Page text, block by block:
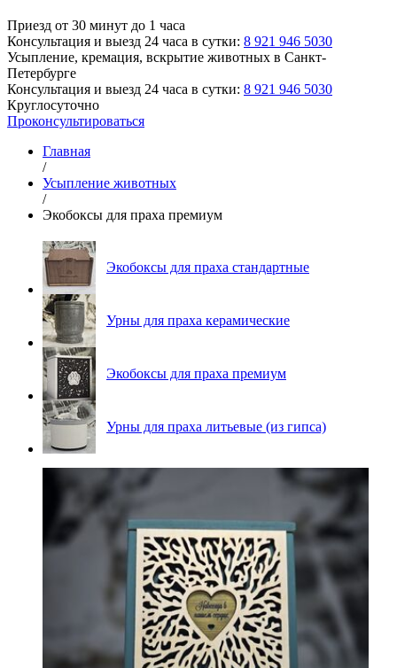
Приезд от 30 минут до 1 часа
Консультация и выезд 24 часа в сутки: 8 921 946 5030
Усыпление, кремация, вскрытие животных в Санкт-
Петербурге
Консультация и выезд 24 часа в сутки: 8 921 946 5030
Круглосуточно
Проконсультироваться
Главная
/
Усыпление животных
/
Экобоксы для праха премиум
Экобоксы для праха стандартные
Урны для праха керамические
Экобоксы для праха премиум
Урны для праха литьевые (из гипса)